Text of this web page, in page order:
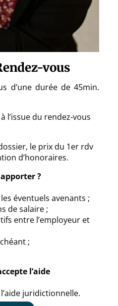
vous
d’une durée de 45min.
l’issue du rendez-vous
le prix du 1er rdv
d’honoraires.
?
éventuels avenants ;
de salaire ;
entre l’employeur et
;
l’aide
juridictionnelle.